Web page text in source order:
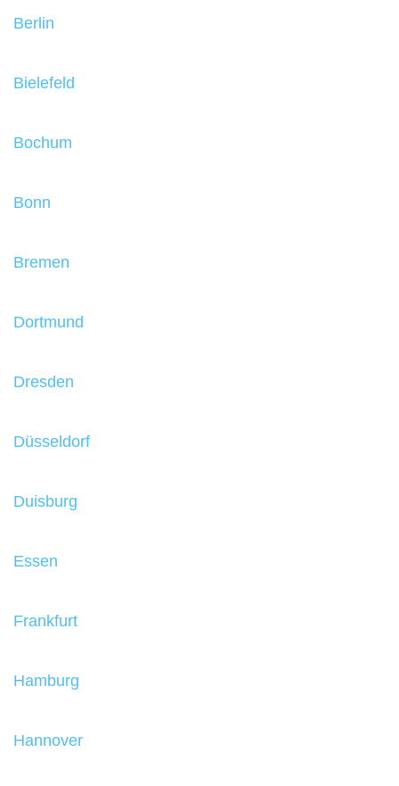
Berlin
Bielefeld
Bochum
Bonn
Bremen
Dortmund
Dresden
Düsseldorf
Duisburg
Essen
Frankfurt
Hamburg
Hannover